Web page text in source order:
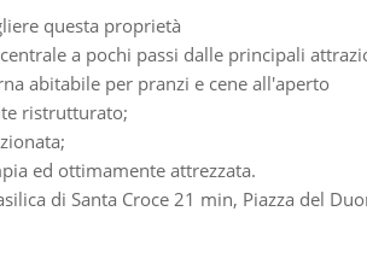
questa proprietà
a pochi passi dalle principali
abitabile per pranzi e cene all'aperto
ristrutturato;
ed ottimamente attrezzata.
di Santa Croce 21 min, Piazza del